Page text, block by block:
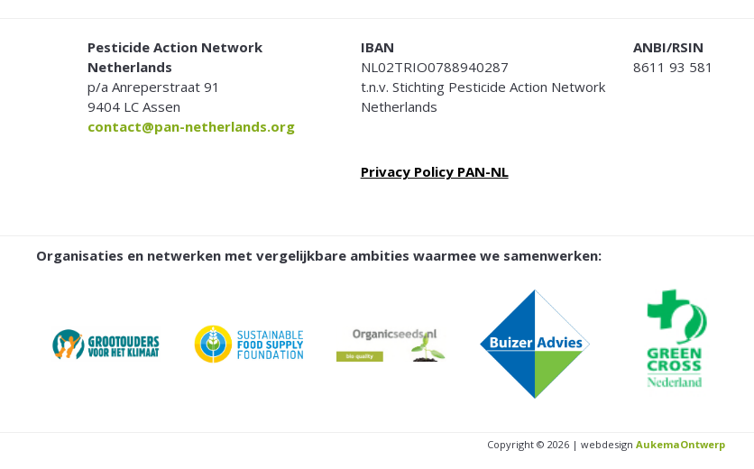
FOOTERPesticide Action Network
Netherlands
p/a Anreperstraat 91
9404 LC Assen
contact@pan-netherlands.org
IBAN
NL02TRIO0788940287
t.n.v. Stichting Pesticide Action Network
Netherlands
Privacy Policy PAN-NL
ANBI/RSIN
8611 93 581
Organisaties en netwerken met vergelijkbare ambities waarmee we samenwerken:
Copyright © 2026 | webdesign AukemaOntwerp